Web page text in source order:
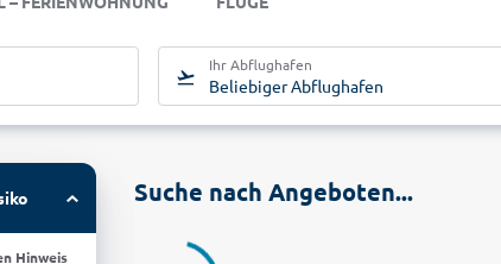
Ihr Abflughafen
Beliebiger Abflughafen
Hinweis
Suche nach Angeboten...